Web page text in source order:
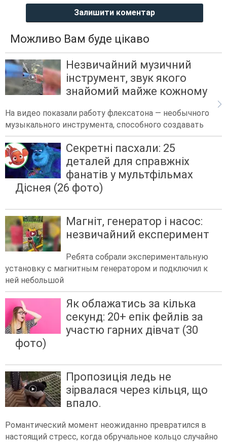
Залишити коментар
Можливо Вам буде цікаво
Незвичайний музичний
інструмент, звук якого
знайомий майже кожному
На видео показали работу флексатона — необычного
музыкального инструмента, способного создавать
Секретні пасхали: 25
деталей для справжніх
фанатів у мультфільмах
Діснея (26 фото)
Магніт, генератор і насос:
незвичайний експеримент
Ребята собрали экспериментальную
установку с магнитным генератором и подключил к
ней небольшой
Як облажатись за кілька
секунд: 20+ епік фейлів за
участю гарних дівчат (30
фото)
Пропозиція ледь не
зірвалася через кільця, що
впало.
Романтический момент неожиданно превратился в
настоящий стресс, когда обручальное кольцо случайно